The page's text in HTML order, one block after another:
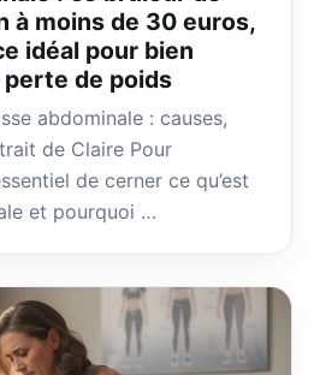
à moins de 30 euros,
idéal pour bien
de poids
abdominale : causes,
de Claire Pour
de cerner ce qu’est
et pourquoi …